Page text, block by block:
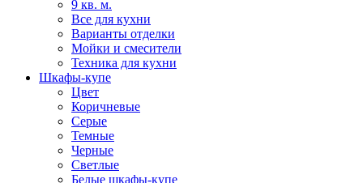
9 кв. м.
Все для кухни
Варианты отделки
Мойки и смесители
Техника для кухни
Шкафы-купе
Цвет
Коричневые
Серые
Темные
Черные
Светлые
Белые шкафы-купе